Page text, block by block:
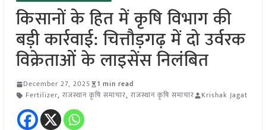
किसानों के हित में कृषि विभाग की
बड़ी कार्रवाई: चित्तौड़गढ़ में दो उर्वरक
विक्रेताओं के लाइसेंस निलंबित
December 27, 2025
1 min read
Fertilizer, राजस्थान कृषि समाचार, राजस्थान कृषि समाचार Krishak Jagat